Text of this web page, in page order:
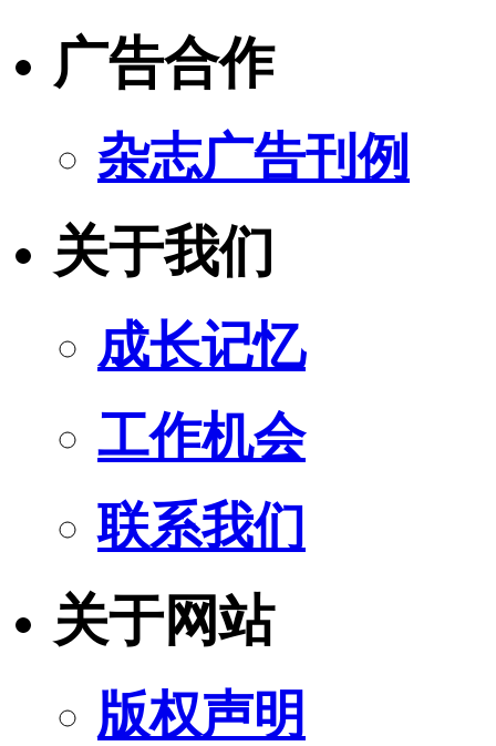
广告合作
杂志广告刊例
关于我们
成长记忆
工作机会
联系我们
关于网站
版权声明